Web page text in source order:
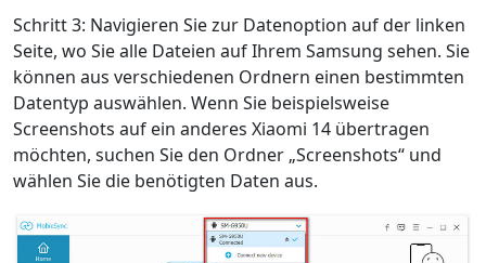
Schritt 3: Navigieren Sie zur Datenoption auf der linken
Seite, wo Sie alle Dateien auf Ihrem Samsung sehen. Sie
können aus verschiedenen Ordnern einen bestimmten
Datentyp auswählen. Wenn Sie beispielsweise
Screenshots auf ein anderes Xiaomi 14 übertragen
möchten, suchen Sie den Ordner „Screenshots“ und
wählen Sie die benötigten Daten aus.